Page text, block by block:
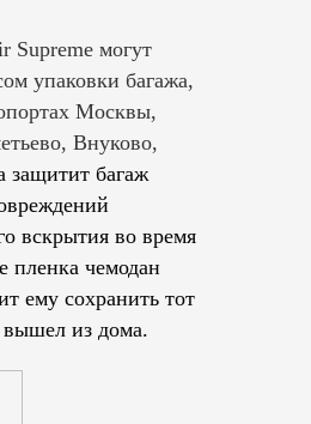
Supreme могут
упаковки багажа,
Москвы,
Внуково,
защитит багаж
вскрытия во время
пленка чемодан
ему сохранить тот
из дома.